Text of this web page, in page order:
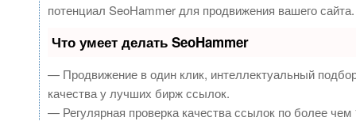
потенциал SeoHammer для продвижения вашего сайта.
Что умеет делать SeoHammer
— Продвижение в один клик, интеллектуальный
качества у лучших бирж ссылок.
— Регулярная проверка качества ссылок по более